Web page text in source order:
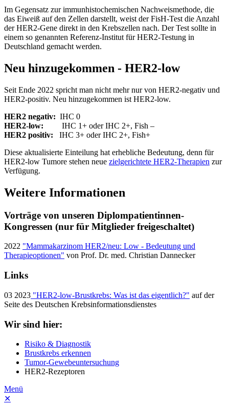
Im Gegensatz zur immunhistochemischen Nachweismethode, die
das Eiweiß auf den Zellen darstellt, weist der FisH-Test die Anzahl
der HER2-Gene direkt in den Krebszellen nach. Der Test sollte in
einem so genannten Referenz-Institut für HER2-Testung in
Deutschland gemacht werden.
Neu hinzugekommen - HER2-low
Seit Ende 2022 spricht man nicht mehr nur von HER2-negativ und
HER2-positiv. Neu hinzugekommen ist HER2-low.
HER2 negativ: IHC 0
HER2-low: IHC 1+ oder IHC 2+, Fish –
HER2 positiv: IHC 3+ oder IHC 2+, Fish+
Diese aktualisierte Einteilung hat erhebliche Bedeutung, denn für
HER2-low Tumore stehen neue zielgerichtete HER2-Therapien zur
Verfügung.
Weitere Informationen
Vorträge von unseren Diplompatientinnen-
Kongressen (nur für Mitglieder freigeschaltet)
2022 "Mammakarzinom HER2/neu: Low - Bedeutung und
Therapieoptionen" von Prof. Dr. med. Christian Dannecker
Links
03 2023 "HER2-low-Brustkrebs: Was ist das eigentlich?" auf der
Seite des Deutschen Krebsinformationsdienstes
Wir sind hier:
Risiko & Diagnostik
Brustkrebs erkennen
Tumor-Gewebeuntersuchung
HER2-Rezeptoren
Menü
✕